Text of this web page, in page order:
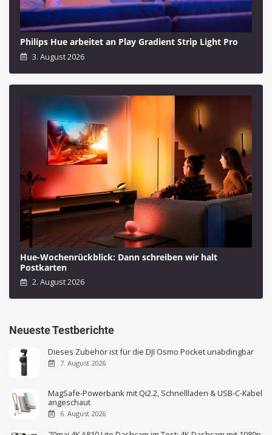
Philips Hue arbeitet an Play Gradient Strip Light Pro
3. August 2026
Hue-Wochenrückblick: Dann schreiben wir halt
Postkarten
2. August 2026
Neueste Testberichte
Dieses Zubehör ist für die DJI Osmo Pocket unabdingbar
7. August 2026
MagSafe-Powerbank mit Qi2.2, Schnellladen & USB-C-Kabel
angeschaut
6. August 2026